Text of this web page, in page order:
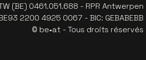
(BE) 0461.051.688 - RPR Antwerpen
2200 4925 0067 - BIC: GEBABEBB
© be•at - Tous droits réservés